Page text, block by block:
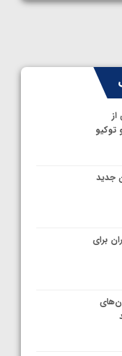
توکیو
جدید
برای